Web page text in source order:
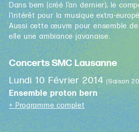
Dans bem (créé l’an dernier), le
l’intérêt pour la musique extra-
Aussi cette œuvre pour ensemble
elle une ambiance javanaise.
Concerts SMC Lausanne
Lundi 10 Février 2014(Saison
Ensemble proton bern
+ Programme complet